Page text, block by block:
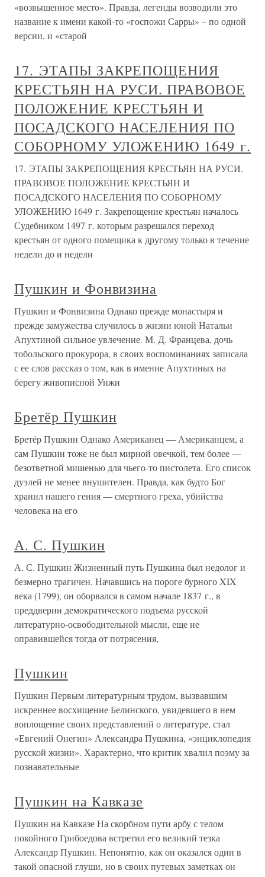
«возвышенное место». Правда, легенды возводили это
название к имени какой-то «госпожи Сарры» – по одной
версии, и «старой
17. ЭТАПЫ ЗАКРЕПОЩЕНИЯ
КРЕСТЬЯН НА РУСИ. ПРАВОВОЕ
ПОЛОЖЕНИЕ КРЕСТЬЯН И
ПОСАДСКОГО НАСЕЛЕНИЯ ПО
СОБОРНОМУ УЛОЖЕНИЮ 1649 г.
17. ЭТАПЫ ЗАКРЕПОЩЕНИЯ КРЕСТЬЯН НА РУСИ.
ПРАВОВОЕ ПОЛОЖЕНИЕ КРЕСТЬЯН И
ПОСАДСКОГО НАСЕЛЕНИЯ ПО СОБОРНОМУ
УЛОЖЕНИЮ 1649 г. Закрепощение крестьян началось
Судебником 1497 г. которым разрешался переход
крестьян от одного помещика к другому только в течение
недели до и недели
Пушкин и Фонвизина
Пушкин и Фонвизина Однако прежде монастыря и
прежде замужества случилось в жизни юной Натальи
Апухтиной сильное увлечение. М. Д. Францева, дочь
тобольского прокурора, в своих воспоминаниях записала
с ее слов рассказ о том, как в имение Апухтиных на
берегу живописной Унжи
Бретёр Пушкин
Бретёр Пушкин Однако Американец — Американцем, а
сам Пушкин тоже не был мирной овечкой, тем более —
безответной мишенью для чьего-то пистолета. Его список
дуэлей не менее внушителен. Правда, как будто Бог
хранил нашего гения — смертного греха, убийства
человека на его
А. С. Пушкин
А. С. Пушкин Жизненный путь Пушкина был недолог и
безмерно трагичен. Начавшись на пороге бурного XIX
века (1799), он оборвался в самом начале 1837 г., в
преддверии демократического подъема русской
литературно-освободительной мысли, еще не
оправившейся тогда от потрясения,
Пушкин
Пушкин Первым литературным трудом, вызвавшим
искреннее восхищение Белинского, увидевшего в нем
воплощение своих представлений о литературе, стал
«Евгений Онегин» Александра Пушкина, «энциклопедия
русской жизни». Характерно, что критик хвалил поэму за
познавательные
Пушкин на Кавказе
Пушкин на Кавказе На скорбном пути арбу с телом
покойного Грибоедова встретил его великий тезка
Александр Пушкин. Непонятно, как он оказался один в
такой опасной глуши, но в своих путевых заметках он